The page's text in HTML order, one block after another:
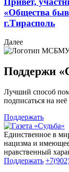
«Общества
г.Тирасполь
Далее
Поддержи
Лучший способ
подписаться на
Поддержать
Единственное в
нацизма и
нравственный
Поддержать